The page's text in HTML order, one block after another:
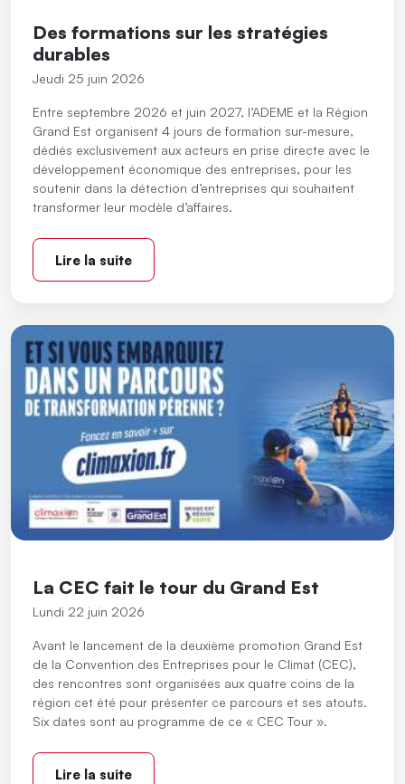
Des formations sur les stratégies
durables
Jeudi 25 juin 2026
Entre septembre 2026 et juin 2027, l’ADEME et la Région
Grand Est organisent 4 jours de formation sur-mesure,
dédiés exclusivement aux acteurs en prise directe avec le
développement économique des entreprises, pour les
soutenir dans la détection d’entreprises qui souhaitent
transformer leur modèle d’affaires.
Lire la suite
La CEC fait le tour du Grand Est
Lundi 22 juin 2026
Avant le lancement de la deuxième promotion Grand Est
de la Convention des Entreprises pour le Climat (CEC),
des rencontres sont organisées aux quatre coins de la
région cet été pour présenter ce parcours et ses atouts.
Six dates sont au programme de ce « CEC Tour ».
Lire la suite